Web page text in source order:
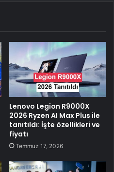
Lenovo Legion R9000X
2026 Ryzen AI Max Plus ile
tanıtıldı: İşte özellikleri ve
fiyatı
Temmuz 17, 2026